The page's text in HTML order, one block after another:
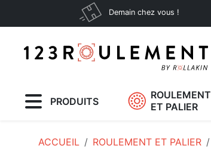
Demain chez vous !
PRODUITS
ROULEMENT
ET PALIER
ACCUEIL ROULEMENT ET PALIER